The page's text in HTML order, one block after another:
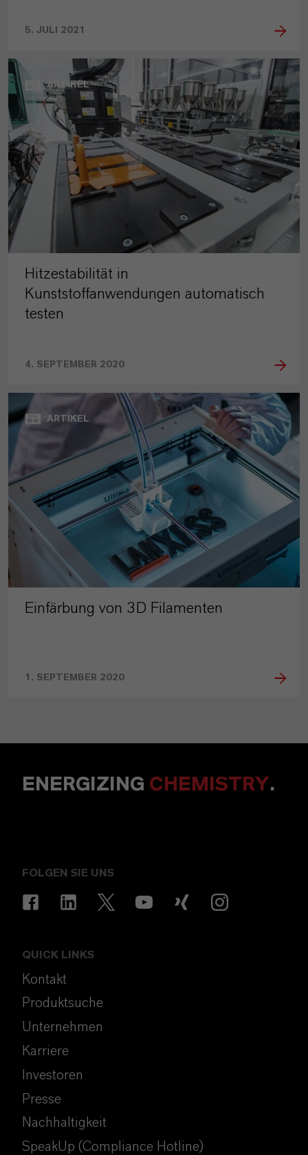
5. JULI 2021
ARTIKEL
Hitzestabilität in
Kunststoffanwendungen automatisch
testen
4. SEPTEMBER 2020
ARTIKEL
Einfärbung von 3D Filamenten
1. SEPTEMBER 2020
ENERGIZING CHEMISTRY.
FOLGEN SIE UNS
QUICK LINKS
Kontakt
Produktsuche
Unternehmen
Karriere
Investoren
Presse
Nachhaltigkeit
SpeakUp (Compliance Hotline)